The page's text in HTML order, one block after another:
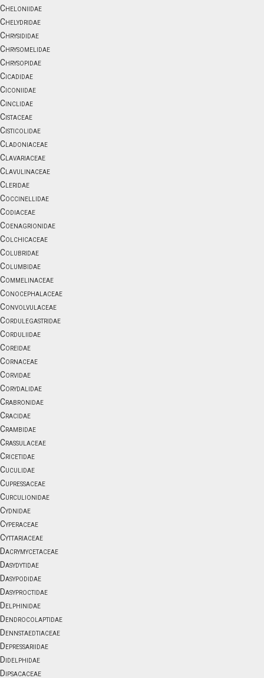
Cheloniidae
Chelydridae
Chrysididae
Chrysomelidae
Chrysopidae
Cicadidae
Ciconiidae
Cinclidae
Cistaceae
Cisticolidae
Cladoniaceae
Clavariaceae
Clavulinaceae
Cleridae
Coccinellidae
Codiaceae
Coenagrionidae
Colchicaceae
Colubridae
Columbidae
Commelinaceae
Conocephalaceae
Convolvulaceae
Cordulegastridae
Corduliidae
Coreidae
Cornaceae
Corvidae
Corydalidae
Crabronidae
Cracidae
Crambidae
Crassulaceae
Cricetidae
Cuculidae
Cupressaceae
Curculionidae
Cydnidae
Cyperaceae
Cyttariaceae
Dacrymycetaceae
Dasydytidae
Dasypodidae
Dasyproctidae
Delphinidae
Dendrocolaptidae
Dennstaedtiaceae
Depressariidae
Didelphidae
Dipsacaceae